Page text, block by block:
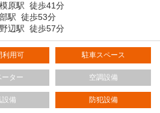
原駅 徒歩41分
駅 徒歩53分
辺駅 徒歩57分
利用可 駐車スペース
ーター 空調設備
設備 防犯設備